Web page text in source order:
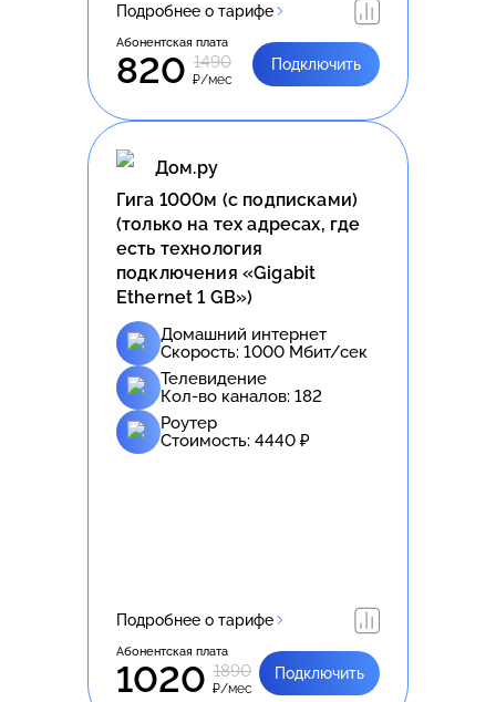
Подробнее о тарифе
Абонентская плата
820 1490
₽/мес
Подключить
Дом.ру
Гига 1000м (с подписками)
(только на тех адресах, где
есть технология
подключения «Gigabit
Ethernet 1 GB»)
Домашний интернет
Скорость: 1000 Мбит/сек
Телевидение
Кол-во каналов: 182
Роутер
Стоимость: 4440 ₽
Подробнее о тарифе
Абонентская плата
1020 1890
₽/мес
Подключить